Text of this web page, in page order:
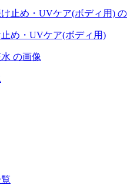
止め・UVケア(ボディ用)